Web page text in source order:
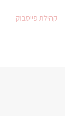
קהילת פייסבוק